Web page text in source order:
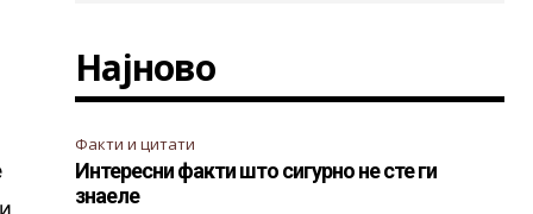
Најново
Факти и цитати
Интересни факти што сигурно не сте ги
знаеле